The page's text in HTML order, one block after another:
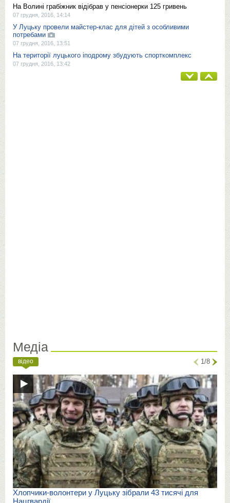
На Волині грабіжник відібрав у пенсіонерки 125 гривень
07 грудня, 2016, 14:14
У Луцьку провели майстер-клас для дітей з особливими
потребами
07 грудня, 2016, 13:51
На території луцького іподрому збудують спорткомплекс
07 грудня, 2016, 13:42
Медіа
відео 1/8
Хлопчики-волонтери у Луцьку зібрали 43 тисячі для
Нацгвардії